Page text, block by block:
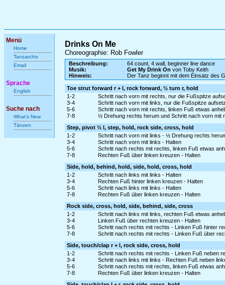
Menü
Home
Tanzarchiv
Email
Sprache
English
Suche nach
What's New
Tänzen
Drinks On Me
Choreographie: Rob Fowler
Beschreibung:
64 count, 4 wall, beginner line dance
Musik:
Get My Drink On von Toby Keith
Hinweis:
Der Tanz beginnt mit dem Einsatz des
Toe strut forward r + l, rock forward, ½ turn r, hold
1-2
Schritt nach vorn mit rechts, nur die Fußspitze
3-4
Schritt nach vorn mit links, nur die Fußspitze
5-6
Schritt nach vorn mit rechts, linken Fuß etwas
7-8
½ Drehung rechts herum und Schritt nach vorn mit
Step, pivot ½ l, step, hold, rock side, cross, hold
1-2
Schritt nach vorn mit links - ½ Drehung rechts
3-4
Schritt nach vorn mit links - Halten
5-6
Schritt nach rechts mit rechts, linken Fuß etwas
7-8
Rechten Fuß über linken kreuzen - Halten
Side, hold, behind, hold, side, hold, cross, hold
1-2
Schritt nach links mit links - Halten
3-4
Rechten Fuß hinter linken kreuzen - Halten
5-6
Schritt nach links mit links - Halten
7-8
Rechten Fuß über linken kreuzen - Halten
Rock side, cross, hold, side, behind, side, cross
1-2
Schritt nach links mit links, rechten Fuß etwas
3-4
Linken Fuß über rechten kreuzen - Halten
5-6
Schritt nach rechts mit rechts - Linken Fuß hinter
7-8
Schritt nach rechts mit rechts - Linken Fuß über
Side, touch/clap r + l, rock side, cross, hold
1-2
Schritt nach rechts mit rechts - Linken Fuß neben
3-4
Schritt nach links mit links - Rechten Fuß neben
5-6
Schritt nach rechts mit rechts, linken Fuß etwas
7-8
Rechten Fuß über linken kreuzen - Halten